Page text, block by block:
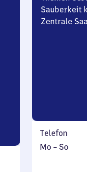
Sauberkeit
Zentrale
Telefon
Montag
Mo – So,